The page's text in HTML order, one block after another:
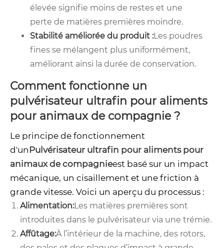
élevée signifie moins de restes et une
perte de matières premières moindre.
Stabilité améliorée du produit :Les poudres
fines se mélangent plus uniformément,
améliorant ainsi la durée de conservation.
Comment fonctionne un
pulvérisateur ultrafin pour aliments
pour animaux de compagnie ?
Le principe de fonctionnement
d'un Pulvérisateur ultrafin pour aliments pour
animaux de compagnieest basé sur un impact
mécanique, un cisaillement et une friction à
grande vitesse. Voici un aperçu du processus :
Alimentation:Les matières premières sont
introduites dans le pulvérisateur via une trémie.
Affûtage:À l’intérieur de la machine, des rotors,